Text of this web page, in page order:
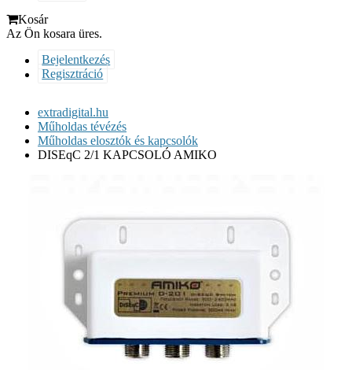
Kosár
Az Ön kosara üres.
Bejelentkezés
Regisztráció
extradigital.hu
Műholdas tévézés
Műholdas elosztók és kapcsolók
DISEqC 2/1 KAPCSOLÓ AMIKO